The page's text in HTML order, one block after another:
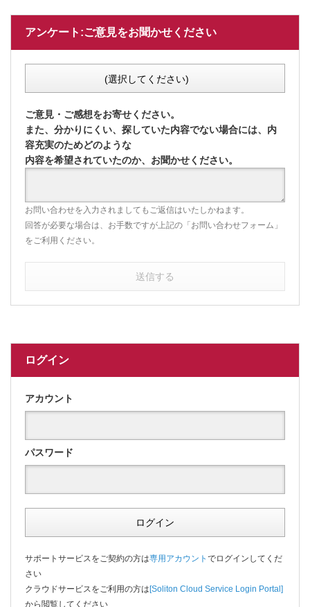
アンケート:ご意見をお聞かせください
(選択してください)
ご意見・ご感想をお寄せください。
また、分かりにくい、探していた内容でない場合には、内
容充実のためどのような
内容を希望されていたのか、お聞かせください。
お問い合わせを入力されましてもご返信はいたしかねます。
回答が必要な場合は、お手数ですが上記の「お問い合わせフォーム」
をご利用ください。
送信する
ログイン
アカウント
パスワード
ログイン
サポートサービスをご契約の方は専用アカウント でログインしてくだ
さい
クラウドサービスをご利用の方は[Soliton Cloud Service Login Portal]
から閲覧してください